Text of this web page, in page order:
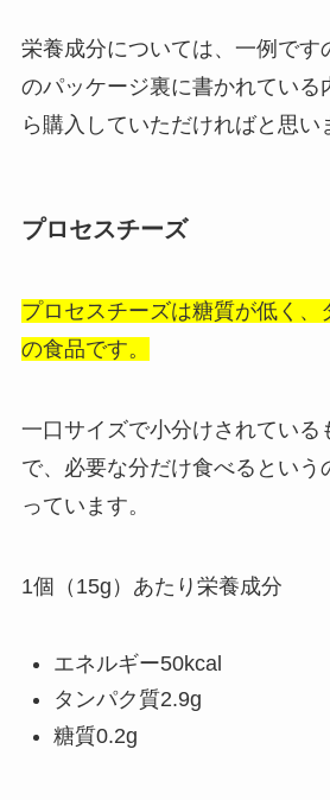
栄養成分については、一例です
のパッケージ裏に書かれている
ら購入していただければと思い
プロセスチーズ
プロセスチーズは糖質が低く、
の食品です。
一口サイズで小分けされている
で、必要な分だけ食べるという
っています。
1個（15g）あたり栄養成分
エネルギー50kcal
タンパク質2.9g
糖質0.2g